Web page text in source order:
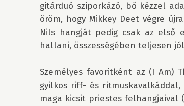
gitárduó sziporkázó, bő kézzel
öröm, hogy Mikkey Deet végre
Nils hangját pedig csak az első
hallani, összességében teljesen
Személyes favoritként az (I Am)
gyilkos riff- és
maga kicsit priestes felhangjaival